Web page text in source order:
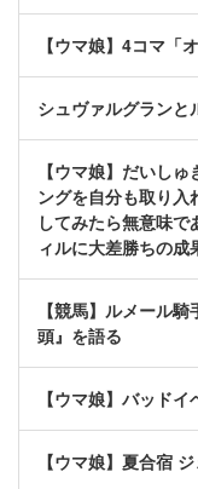
【ウマ娘】4コマ「
シュヴァルグランと
【ウマ娘】だいし
ングを自分も取り入
してみたら無意味
ィルに大差勝ちの
【競馬】ルメール
頭』を語る
【ウマ娘】バッド
【ウマ娘】夏合宿